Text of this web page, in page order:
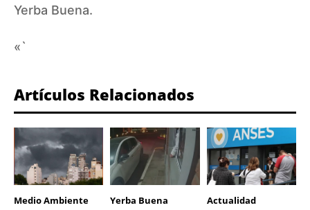
Yerba Buena.
«`
Artículos Relacionados
Medio Ambiente Yerba Buena Actualidad